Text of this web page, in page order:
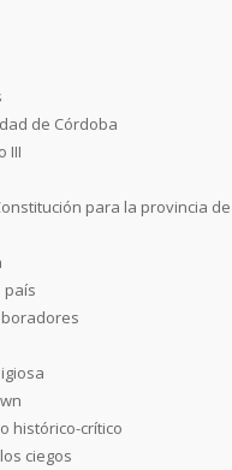
de Córdoba
III
para la provincia
país
histórico-crítico
ciegos